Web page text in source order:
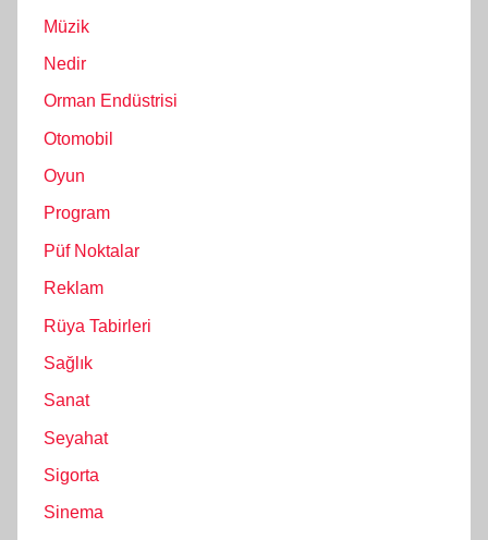
Müzik
Nedir
Orman Endüstrisi
Otomobil
Oyun
Program
Püf Noktalar
Reklam
Rüya Tabirleri
Sağlık
Sanat
Seyahat
Sigorta
Sinema